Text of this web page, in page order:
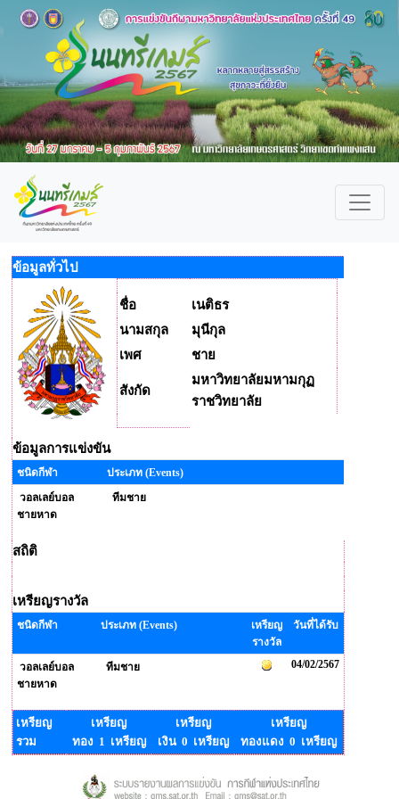
ข้อมูลทั่วไป
ชื่อ
เนติธร
นามสกุล
มุนีกุล
เพศ
ชาย
สังกัด
มหาวิทยาลัยมหามกุฏ
ราชวิทยาลัย
ข้อมูลการแข่งขัน
ชนิดกีฬา
ประเภท (Events)
วอลเลย์บอล
ชายหาด
ทีมชาย
สถิติ
เหรียญรางวัล
ชนิดกีฬา ประเภท (Events)
เหรียญ
รางวัล
วันที่ได้รับ
วอลเลย์บอล
ชายหาด
ทีมชาย 04/02/2567
เหรียญ
รวม
เหรียญ
ทอง 1 เหรียญ
เหรียญ
เงิน 0 เหรียญ
เหรียญ
ทองแดง 0 เหรียญ